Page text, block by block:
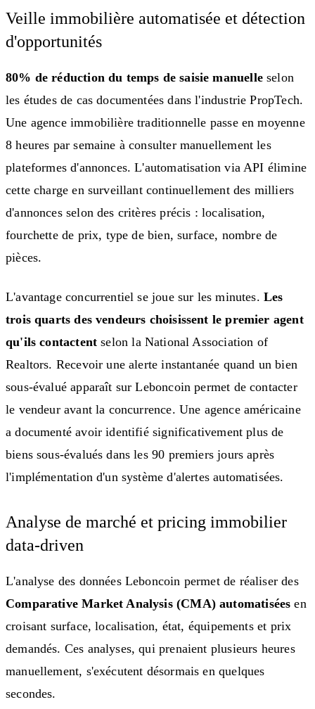
Veille immobilière automatisée et détection
d'opportunités
80% de réduction du temps de saisie manuelleselon
les études de cas documentées dans l'industrie PropTech.
Une agence immobilière traditionnelle passe en moyenne
8 heures par semaine à consulter manuellement les
plateformes d'annonces. L'automatisation via API élimine
cette charge en surveillant continuellement des milliers
d'annonces selon des critères précis : localisation,
fourchette de prix, type de bien, surface, nombre de
pièces.
L'avantage concurrentiel se joue sur les minutes. Les
trois quarts des vendeurs choisissent le premier agent
qu'ils contactent selon la National Association of
Realtors. Recevoir une alerte instantanée quand un bien
sous-évalué apparaît sur Leboncoin permet de contacter
le vendeur avant la concurrence. Une agence américaine
a documenté avoir identifié significativement plus de
biens sous-évalués dans les 90 premiers jours après
l'implémentation d'un système d'alertes automatisées.
Analyse de marché et pricing immobilier
data-driven
L'analyse des données Leboncoin permet de réaliser des
Comparative Market Analysis (CMA) automatisées en
croisant surface, localisation, état, équipements et prix
demandés. Ces analyses, qui prenaient plusieurs heures
manuellement, s'exécutent désormais en quelques
secondes.